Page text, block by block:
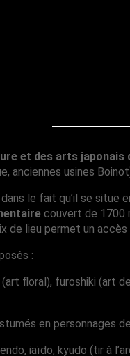
et des arts japonais
anciennes usines
dans le fait qu’il se
couvert de 1700
de lieu permet un
:
floral), furoshiki (art
en personnages
iaïdo, kyudo (tir à